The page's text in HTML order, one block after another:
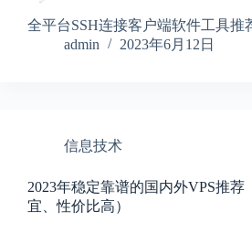
全平台SSH连接客户端软件工具推
admin
2023年6月12日
信息技术
2023年稳定靠谱的国内外VPS推荐
宜、性价比高）